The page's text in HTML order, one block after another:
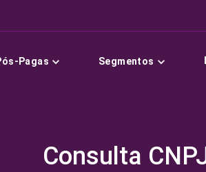
Pagas Segmentos
Consulta